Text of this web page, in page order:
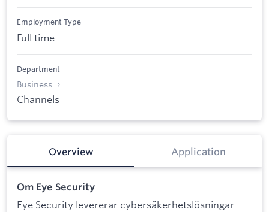
Employment Type
Full time
Department
Business
Channels
Overview Application
Om Eye Security
Eye Security levererar cybersäkerhetslösningar